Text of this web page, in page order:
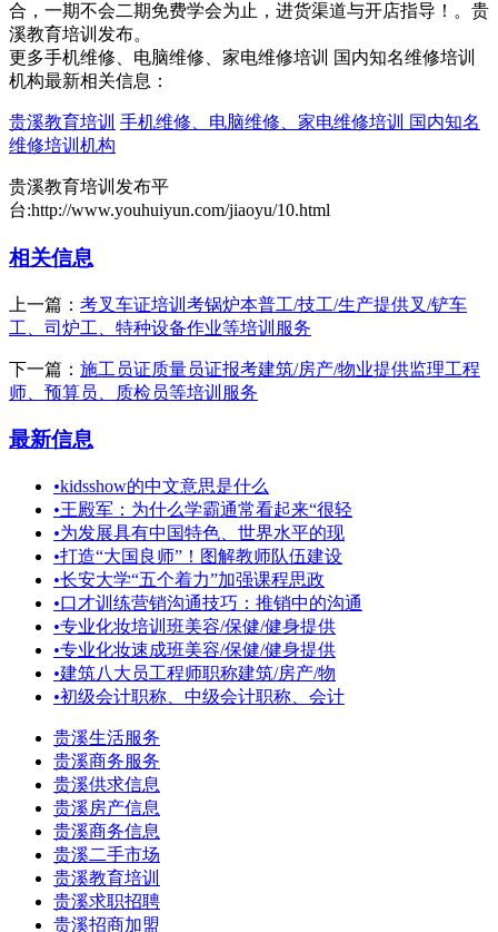
合，一期不会二期免费学会为止，进货渠道与开店指导！。贵
溪教育培训发布。
更多手机维修、电脑维修、家电维修培训 国内知名维修培训
机构最新相关信息：
贵溪教育培训 手机维修、电脑维修、家电维修培训 国内知名
维修培训机构
贵溪教育培训发布平
台:http://www.youhuiyun.com/jiaoyu/10.html
相关信息
上一篇： 考叉车证培训考锅炉本普工/技工/生产提供叉/铲车
工、司炉工、特种设备作业等培训服务
下一篇： 施工员证质量员证报考建筑/房产/物业提供监理工程
师、预算员、质检员等培训服务
最新信息
•kidsshow的中文意思是什么
•王殿军：为什么学霸通常看起来“很轻
•为发展具有中国特色、世界水平的现
•打造“大国良师”！图解教师队伍建设
•长安大学“五个着力”加强课程思政
•口才训练营销沟通技巧：推销中的沟通
•专业化妆培训班美容/保健/健身提供
•专业化妆速成班美容/保健/健身提供
•建筑八大员工程师职称建筑/房产/物
•初级会计职称、中级会计职称、会计
贵溪生活服务
贵溪商务服务
贵溪供求信息
贵溪房产信息
贵溪商务信息
贵溪二手市场
贵溪教育培训
贵溪求职招聘
贵溪招商加盟